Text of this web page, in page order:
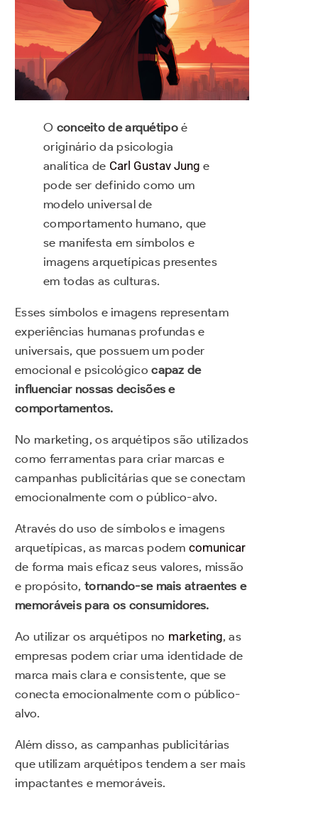
O conceito de arquétipoé
originário da psicologia
analítica de Carl Gustav Jung e
pode ser definido como um
modelo universal de
comportamento humano, que
se manifesta em símbolos e
imagens arquetípicas presentes
em todas as culturas.
Esses símbolos e imagens representam
experiências humanas profundas e
universais, que possuem um poder
emocional e psicológicocapaz de
influenciar nossas decisões e
comportamentos.
No marketing, os arquétipos são utilizados
como ferramentas para criar marcas e
campanhas publicitárias que se conectam
emocionalmente com o público-alvo.
Através do uso de símbolos e imagens
arquetípicas, as marcas podemcomunicar
de forma mais eficaz seus valores, missão
e propósito, tornando-se mais atraentes e
memoráveis para os consumidores.
Ao utilizar os arquétipos no marketing, as
empresas podem criar uma identidade de
marca mais clara e consistente, que se
conecta emocionalmente com o público-
alvo.
Além disso, as campanhas publicitárias
que utilizam arquétipos tendem a ser mais
impactantes e memoráveis.